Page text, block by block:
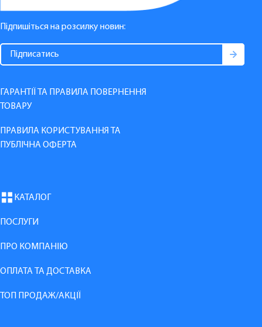
Підпишіться на розсилку новин:
ГАРАНТІЇ ТА ПРАВИЛА ПОВЕРНЕННЯ
ТОВАРУ
ПРАВИЛА КОРИСТУВАННЯ ТА
ПУБЛІЧНА ОФЕРТА
КАТАЛОГ
ПОСЛУГИ
ПРО КОМПАНІЮ
ОПЛАТА ТА ДОСТАВКА
ТОП ПРОДАЖ/АКЦІЇ